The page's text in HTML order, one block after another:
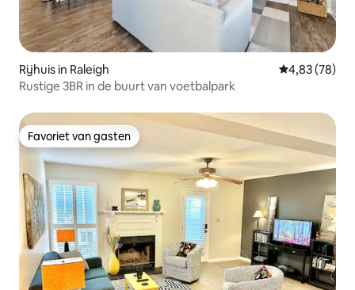
Rijhuis in Raleigh Gemiddelde
4,83 (78)
Rustige 3BR in de buurt van voetbalpark
Favoriet van gasten
Favoriet van gasten